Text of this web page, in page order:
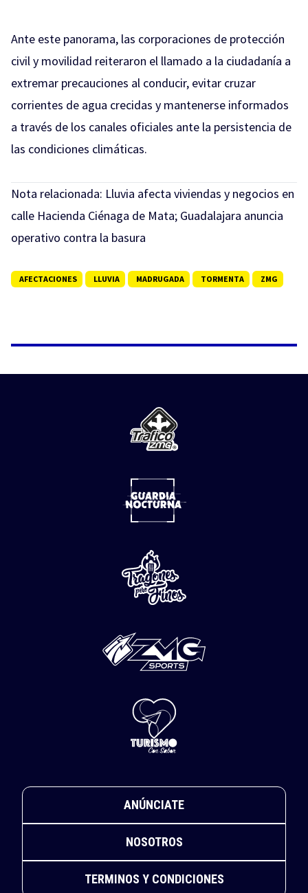
Ante este panorama, las corporaciones de protección
civil y movilidad reiteraron el llamado a la ciudadanía a
extremar precauciones al conducir, evitar cruzar
corrientes de agua crecidas y mantenerse informados
a través de los canales oficiales ante la persistencia de
las condiciones climáticas.
Nota relacionada: Lluvia afecta viviendas y negocios en
calle Hacienda Ciénaga de Mata; Guadalajara anuncia
operativo contra la basura
AFECTACIONES LLUVIA MADRUGADA TORMENTA ZMG
ANÚNCIATE
NOSOTROS
TERMINOS Y CONDICIONES